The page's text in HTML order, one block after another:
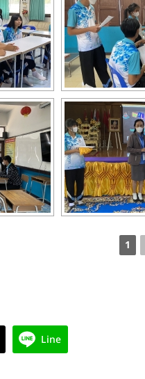
1
Line